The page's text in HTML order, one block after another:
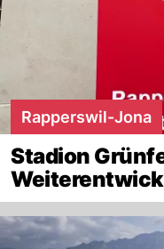
Rapperswil-Jona
Stadion